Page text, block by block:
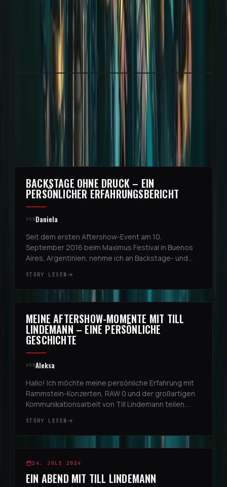
AFTERSHOW GALERIE
·KLICKE AUF EIN BILD ODER VIDEO, UM
ES IN VOLLER GRÖSSE ANZUSEHEN
WEITERE STORIES
BACKSTAGE OHNE DRUCK – EIN
PERSÖNLICHER ERFAHRUNGSBERICHT
VONDaniela
Seit dem ersten Aftershow-Event am 10.
September 2016 beim Maximus Festival in Buenos
Aires, Argentinien, nehme ich an Backstage- und
wurde ich vom Manager der Band einge...
STORY LESEN
EUROPEAN STADIUM TOUR
MEINE AFTERSHOW-MOMENTE MIT TILL
LINDEMANN – EINE PERSÖNLICHE
GESCHICHTE
VONAleksa
Hallo! Ich möchte meine persönliche Erfahrung mit
Rammstein-Konzerten, RAW 0 und der großartigen
Kommunikationsarbeit von Till Lindemann teilen.
Makeeva, und durch sie bekam ...
STORY LESEN
REGGIO EMILIA, ITALIEN
24. JULI 2024
EIN ABEND MIT TILL LINDEMANN